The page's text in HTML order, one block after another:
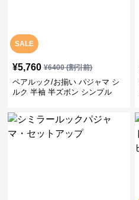
SALE
¥5,760 ¥6400(割引前)
ペアルック/お揃い パジャマ シ
ルク 半袖 半ズボン シンプル